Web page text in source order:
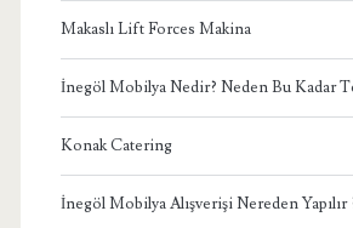
Makaslı Lift Forces Makina
İnegöl Mobilya Nedir? Neden Bu Kadar
Konak Catering
İnegöl Mobilya Alışverişi Nereden Yapılır